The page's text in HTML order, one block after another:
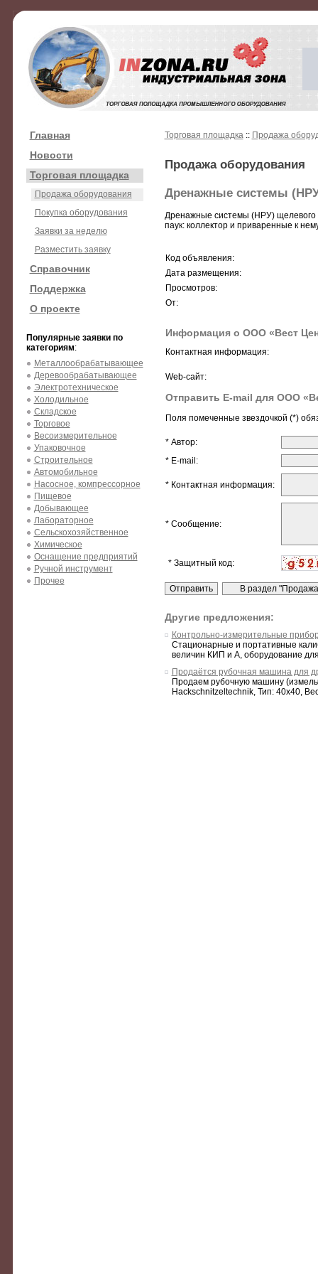
Главная
Новости
Торговая площадка
Продажа оборудования
Покупка оборудования
Заявки за неделю
Разместить заявку
Справочник
Поддержка
О проекте
Популярные заявки по
категориям:
Металлообрабатывающее
Деревообрабатывающее
Электротехническое
Холодильное
Складское
Торговое
Весоизмерительное
Упаковочное
Строительное
Автомобильное
Насосное, компрессорное
Пищевое
Добывающее
Лабораторное
Сельскохозяйственное
Химическое
Оснащение предприятий
Ручной инструмент
Прочее
Торговая площадка:: Продажа
Продажа оборудования
Дренажные системы
Дренажные системы (НРУ) щелевого
паук: коллектор и приваренные к
Код объявления:
Дата размещения:
Просмотров:
От:
Информация о ООО «Вест
Контактная информация:
Web-сайт:
Отправить E-mail для ООО
Поля помеченные звездочкой (*)
* Автор:
* E-mail:
* Контактная информация:
* Сообщение:
* Защитный код:
Другие предложения:
Контрольно-измерительные
Стационарные и портативные
величин КИП и А, оборудование
Продаётся рубочная машина для
Продаем рубочную машину
Hackschnitzeltechnik, Тип: 40х40,